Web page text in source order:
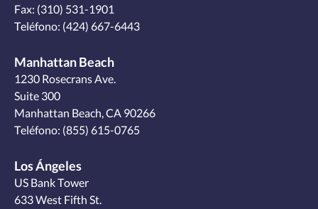
Fax: (310) 531-1901
Teléfono: (424) 667-6443
Manhattan Beach
1230 Rosecrans Ave.
Suite 300
Manhattan Beach, CA 90266
Teléfono: (855) 615-0765
Los Ángeles
US Bank Tower
633 West Fifth St.